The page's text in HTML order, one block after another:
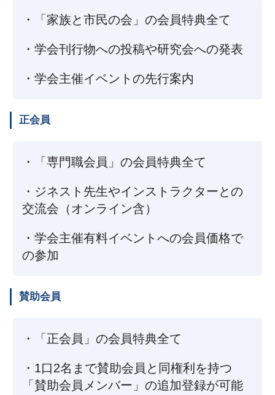
・「家族と市民の会」の会員特典全て
・学会刊行物への投稿や研究会への発表
・学会主催イベントの先行案内
正会員
・「専門職会員」の会員特典全て
・ジネスト先生やインストラクターとの
交流会（オンライン含）
・学会主催有料イベントへの会員価格で
の参加
賛助会員
・「正会員」の会員特典全て
・1口2名まで賛助会員と同権利を持つ
「賛助会員メンバー」の追加登録が可能